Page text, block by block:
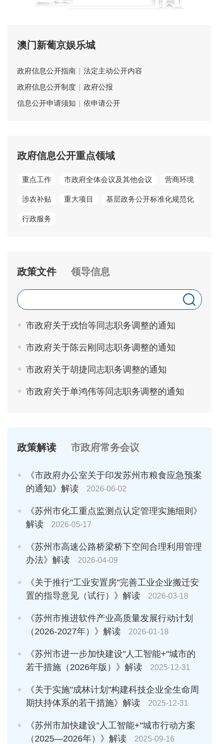
澳门新葡京娱乐城
政府信息公开指南 | 法定主动公开内容
政府信息公开制度 | 政府公报
信息公开申请须知 | 依申请公开
政府信息公开重点领域
重点工作 市政府全体会议及其他会议 营商环境
涉农补贴 重大项目 基层政务公开标准化规范化
行政服务
政策文件 领导信息
市政府关于戎怡等同志职务调整的通知
市政府关于陈云刚同志职务调整的通知
市政府关于胡捷同志职务调整的通知
市政府关于单鸿伟等同志职务调整的通知
政策解读 市政府常务会议
《市政府办公室关于印发苏州市粮食应急预案
的通知》解读
2026-06-02
《苏州市化工重点监测点认定管理实施细则》
解读
2026-05-17
《苏州市高速公路桥梁桥下空间合理利用管理
办法》解读
2026-04-09
《关于推行"工业安置房"完善工业企业搬迁安
置的指导意见（试行）》解读
2026-03-18
《苏州市推进软件产业高质量发展行动计划
（2026-2027年）》解读
2026-01-18
《苏州市进一步加快建设"人工智能+"城市的
若干措施（2026年版）》解读
2025-12-31
《关于实施"成林计划"构建科技企业全生命周
期扶持体系的若干措施》解读
2025-12-31
《苏州市加快建设"人工智能+"城市行动方案
（2025—2026年）》解读
2025-09-16